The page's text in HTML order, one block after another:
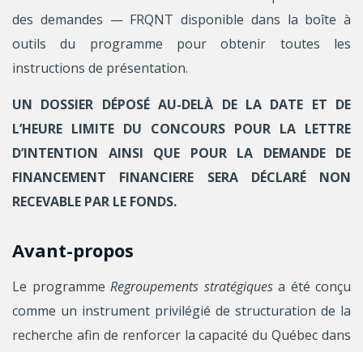
des demandes — FRQNT disponible dans la boîte à
outils du programme pour obtenir toutes les
instructions de présentation.
UN DOSSIER DÉPOSÉ AU-DELÀ DE LA DATE ET DE
L’HEURE LIMITE DU CONCOURS POUR LA LETTRE
D’INTENTION AINSI QUE POUR LA DEMANDE DE
FINANCEMENT FINANCIERE SERA DÉCLARÉ NON
RECEVABLE PAR LE FONDS.
Avant-propos
Le programme Regroupements stratégiquesa été conçu
comme un instrument privilégié de structuration de la
recherche afin de renforcer la capacité du Québec dans